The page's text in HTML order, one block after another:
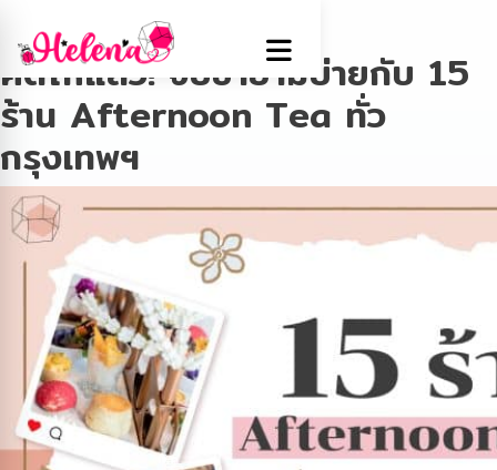
Tag:ที่เที่ยวกรุงเทพ
คัดให้แล้ว! จิบชายามบ่ายกับ 15
ร้าน Afternoon Tea ทั่ว
กรุงเทพฯ